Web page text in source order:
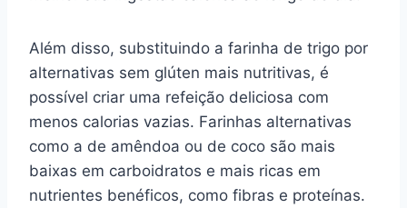
Além disso, substituindo a farinha de trigo por
alternativas sem glúten mais nutritivas, é
possível criar uma refeição deliciosa com
menos calorias vazias. Farinhas alternativas
como a de amêndoa ou de coco são mais
baixas em carboidratos e mais ricas em
nutrientes benéficos, como fibras e proteínas.